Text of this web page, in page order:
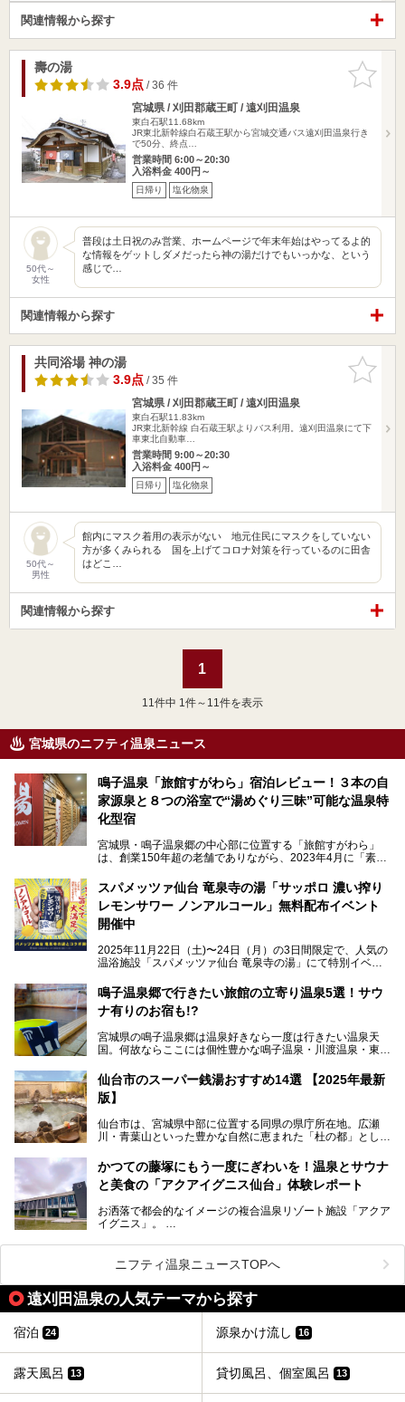
関連情報から探す
お気に入
りに追加
壽の湯
3.9点/ 36 件
宮城県 / 刈田郡蔵王町 / 遠刈田温泉
東白石駅11.68km
JR東北新幹線白石蔵王駅から宮城交通バス遠刈田温泉行き
で50分、終点…
営業時間 6:00～20:30
入浴料金 400円～
日帰り 塩化物泉
50代～
女性
普段は土日祝のみ営業、ホームページで年末年始はやってるよ的
な情報をゲットしダメだったら神の湯だけでもいっかな、という
感じで…
関連情報から探す
お気に入
りに追加
共同浴場 神の湯
3.9点/ 35 件
宮城県 / 刈田郡蔵王町 / 遠刈田温泉
東白石駅11.83km
JR東北新幹線 白石蔵王駅よりバス利用。遠刈田温泉にて下
車東北自動車…
営業時間 9:00～20:30
入浴料金 400円～
日帰り 塩化物泉
50代～
男性
館内にマスク着用の表示がない 地元住民にマスクをしていない
方が多くみられる 国を上げてコロナ対策を行っているのに田舎
はどこ…
関連情報から探す
1
11 件中 1件～11件を表示
宮城県のニフティ温泉ニュース
鳴子温泉「旅館すがわら」宿泊レビュー！３本の自
家源泉と８つの浴室で“湯めぐり三昧”可能な温泉特
化型宿
宮城県・鳴子温泉郷の中心部に位置する「旅館すがわら」
は、創業150年超の老舗でありながら、2023年4月に「素泊
を利用したサウナも新設され、温泉ファン・サウナ―双方に
注目のスポットです。
特筆すべきは、館内で完結する圧倒的な「湯めぐり」のバリ
エーション。“温泉のデパート”・“東の横綱”と称される鳴子
温泉郷の中でも、3本の異なる自家源泉を使い分けるその実
力は折り紙付き。実際に宿泊した筆者が、“温泉”を中心にそ
の全貌を詳細レビューします！
スパメッツァ仙台 竜泉寺の湯「サッポロ 濃い搾り
レモンサワー ノンアルコール」無料配布イベント
開催中
2025年11月22日（土)〜24日（月）の3日間限定で、人気の
温浴施設「スパメッツァ仙台 竜泉寺の湯」にて特別イベン
「サッポロ 濃い搾りレモンサワー ノンアルコール」を無料
配布します。さらにSNS投稿で「サッポロ 濃い搾りグレフ
ルサワー ノンアルコール」もプレゼント。湯上がりにぴっ
ー
提供元：サッポロビール【PR】
鳴子温泉郷で行きたい旅館の立寄り温泉5選！サウ
ナ有りのお宿も!?
宮城県の鳴子温泉郷は温泉好きなら一度は行きたい温泉天
国。何故ならここには個性豊かな鳴子温泉・川渡温泉・東鳴
硫黄泉、塩化物泉、硫酸塩泉、炭酸水素塩泉などと多様な泉
質がそろっているからです。
の旅館・ホテルも立ち寄り入浴に門戸を開いてくれていま
す。
今回はそんな旅館の中から、おすすめしたい5ヶ所の温泉を
セレクトしてみました。うち3ヶ所はサウナも楽しめます。
仙台市のスーパー銭湯おすすめ14選 【2025年最新
版】
仙台市は、宮城県中部に位置する同県の県庁所在地。広瀬
川・青葉山といった豊かな自然に恵まれた「杜の都」として
人気です。新幹線を使えば都心から1時間30分とアクセスも
よく、気軽に訪れやすい地方都市の1つです。
仙台牛タンなどを堪能するグルメ旅や、スポーツ観戦の遠征
時などに利用しやすい温浴施設がたくさんありますよ。
かつての藤塚にもう一度にぎわいを！温泉とサウナ
と美食の「アクアイグニス仙台」体験レポート
お洒落で都会的なイメージの複合温泉リゾート施設「アクア
イグニス」。
関西空港や吉川美南（埼玉県）に続いて仙台市若林区に202
2年4月にオープンした「アクアイグニス仙台」は、日帰り
温泉の「藤塚の湯」、マルシェ リアン、和食「笠庵」、イ
タリアン「グリーチネ」、ベーカリー「マリアージュ ドゥ
ファリーヌ」、スイーツの「コンフィチュール アッシュ」
と「ル ショコラ ドゥ アッシュ」、そしてカフェ「猿田彦珈
琲」と話題のお店が勢ぞろい！
この「アクアイグニス仙台」の魅力を探りにお出かけしてき
ニフティ温泉ニュースTOPへ
遠刈田温泉の人気テーマから探す
宿泊 24 源泉かけ流し 16
露天風呂 13 貸切風呂、個室風呂 13